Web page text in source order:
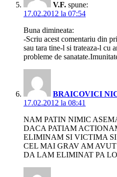
V.F. spune:
17.02.2012 la 07:54
Buna dimineata:
-Scriu acest comentariu din
sau tara tine-l si trateaza-l
probleme de
BRAICOVICI
17.02.2012 la 08:41
NAM PATIN NIMIC
DACA PATIAM
ELIMINAM SI VICTIMA SI
CEL MAI GRAV AM
DA LAM ELIMINAT PA